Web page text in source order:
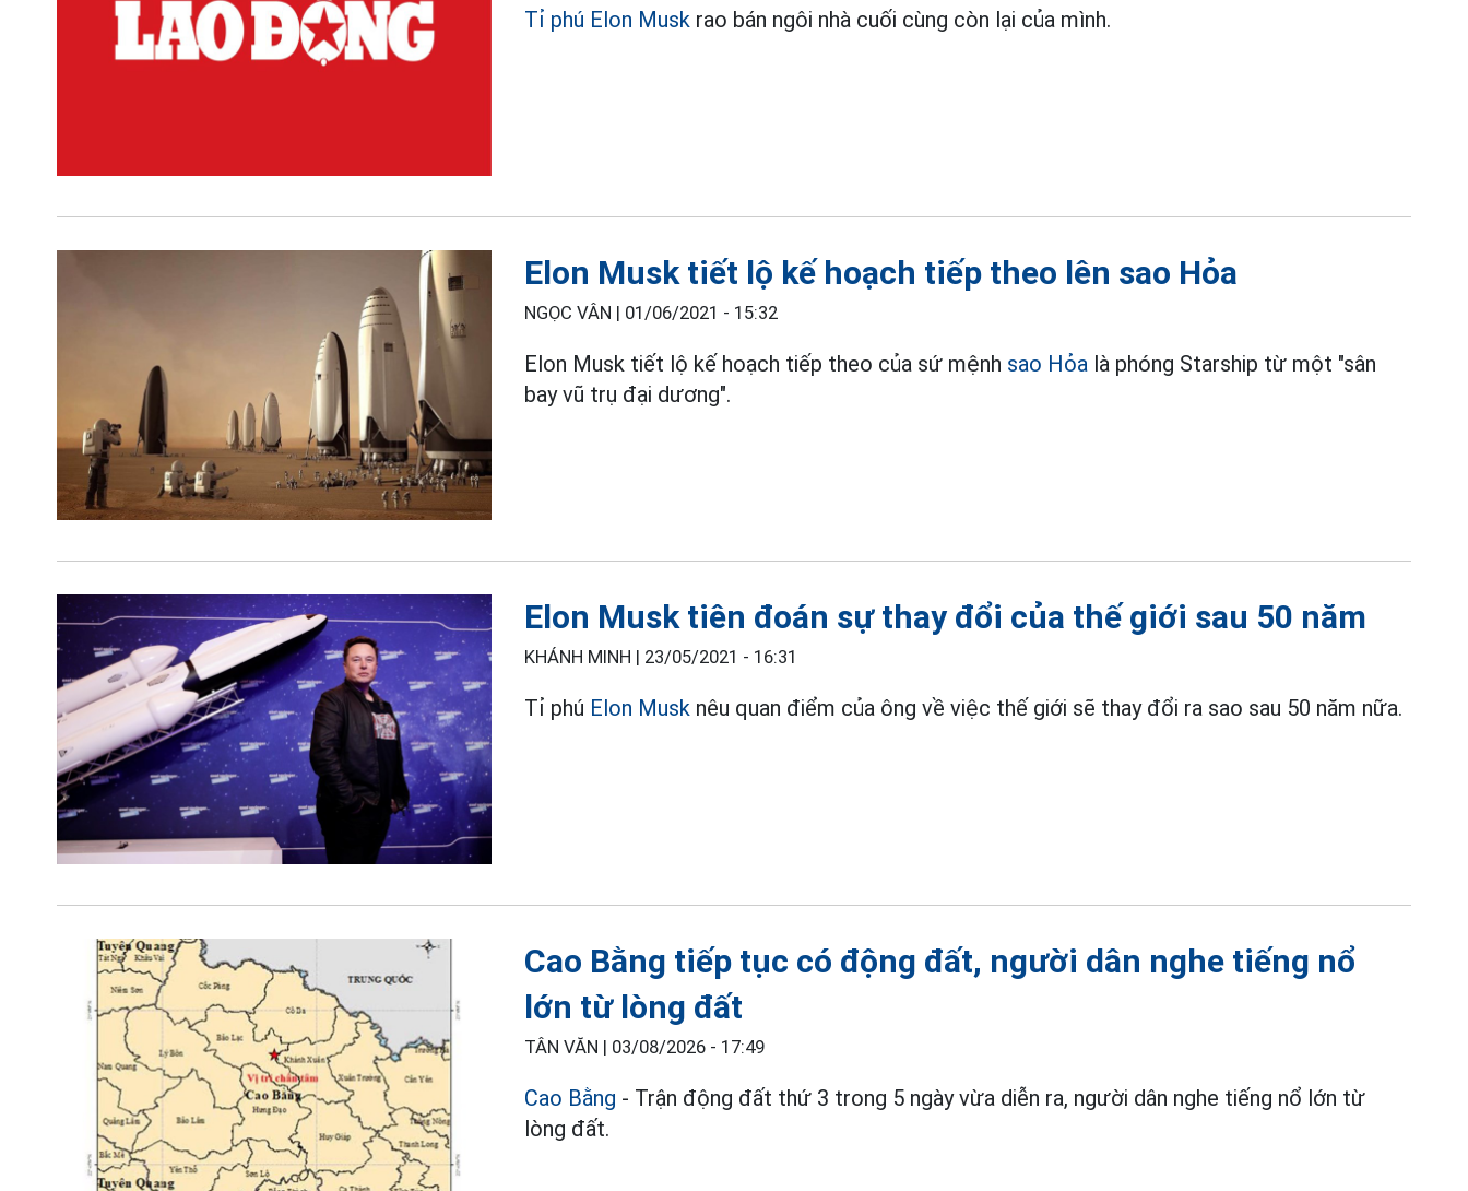
Tỉ phú Elon Musk rao bán ngôi nhà cuối cùng còn lại của mình.
Elon Musk tiết lộ kế hoạch tiếp theo lên sao Hỏa
NGỌC VÂN | 01/06/2021 - 15:32
Elon Musk tiết lộ kế hoạch tiếp theo của sứ mệnh sao Hỏa là phóng Starship từ một "sân
bay vũ trụ đại dương".
Elon Musk tiên đoán sự thay đổi của thế giới sau 50 năm
KHÁNH MINH | 23/05/2021 - 16:31
Tỉ phú Elon Musk nêu quan điểm của ông về việc thế giới sẽ thay đổi ra sao sau 50 năm nữa.
Cao Bằng tiếp tục có động đất, người dân nghe tiếng nổ
lớn từ lòng đất
TÂN VĂN | 03/08/2026 - 17:49
Cao Bằng - Trận động đất thứ 3 trong 5 ngày vừa diễn ra, người dân nghe tiếng nổ lớn từ
lòng đất.